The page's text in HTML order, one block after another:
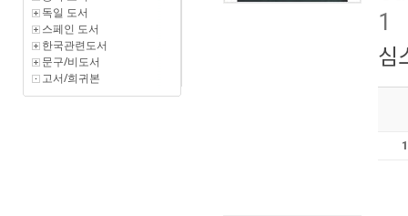
독일 도서
스페인 도서
한국관련도서
문구/비도서
고서/희귀본
1
심